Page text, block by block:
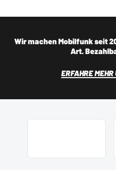
Wir machen Mobilfunk seit
Art.
ERFAHRE